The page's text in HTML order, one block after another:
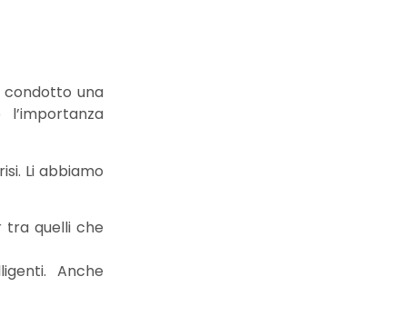
condotto una
Li abbiamo
tra quelli che
Anche